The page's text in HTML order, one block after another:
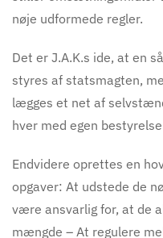
nøje udformede regler.
Det er J.A.K.s ide, at en
styres af statsmagten,
lægges et net af
hver med egen
Endvidere oprettes en
opgaver: At udstede de
være ansvarlig for, at de
mængde – At regulere